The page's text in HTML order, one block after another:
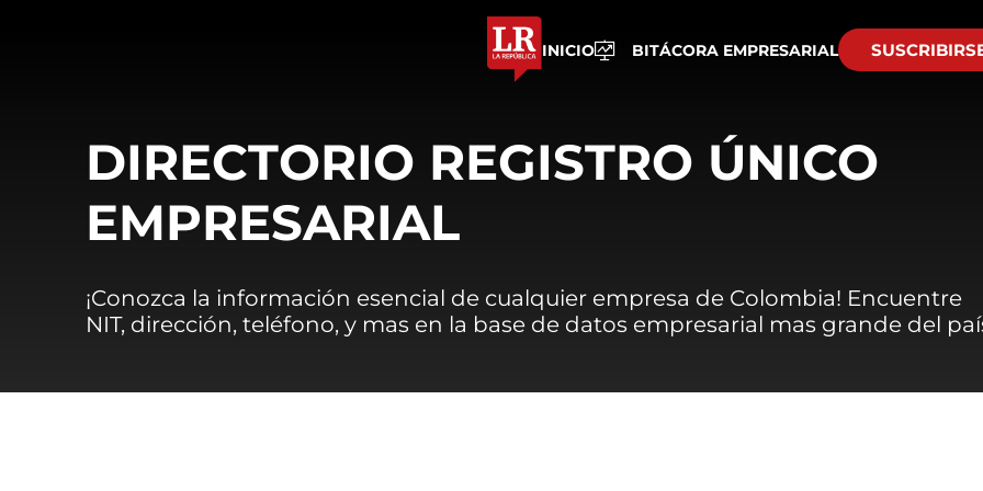
INICIO BITÁCORA EMPRESARIAL
DIRECTORIO REGISTRO ÚNICO
EMPRESARIAL
¡Conozca la información esencial de cualquier empresa de Colombia! Encuentre
NIT, dirección, teléfono, y mas en la base de datos empresarial mas grande del